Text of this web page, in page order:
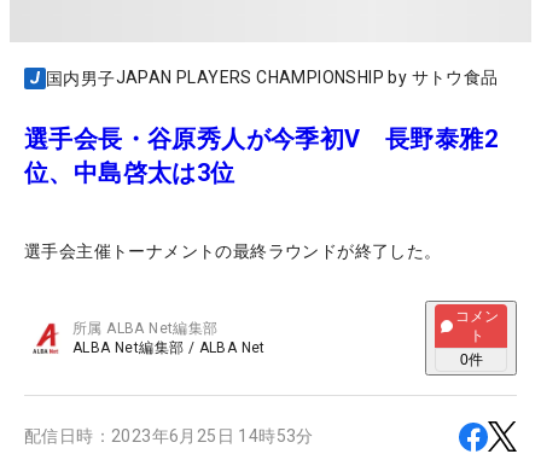
国内男子JAPAN PLAYERS CHAMPIONSHIP by サトウ食品
選手会長・谷原秀人が今季初V 長野泰雅2
位、中島啓太は3位
選手会主催トーナメントの最終ラウンドが終了した。
所属ALBA Net編集部
ALBA Net編集部 / ALBA Net
コメン
ト
0件
配信日時： 2023年6月25日 14時53分